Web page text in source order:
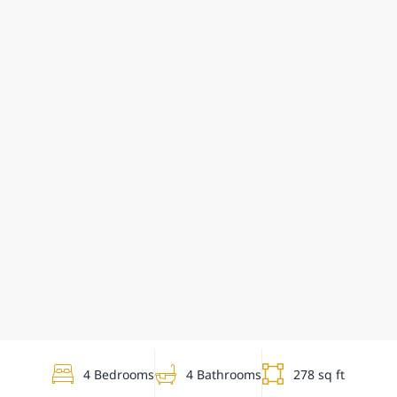
4 Bedrooms
4 Bathrooms 278 sq ft